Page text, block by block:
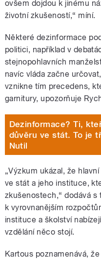
ovšem dojdou k jinému
životní zkušeností,“ míní.
Některé dezinformace
politici, například v
stejnopohlavních
navíc vláda začne
vznikne tím precedens,
garnitury, upozorňuje
Dezinformace? Ti,
důvěru ve stát. To je
Nutil
„Výzkum ukázal, že
ve stát a jeho instituce,
zkušenostech,“ dodává s
k vyrovnanějším
instituce a školství
vzdělání něco stojí.
Kartous poznamenává,